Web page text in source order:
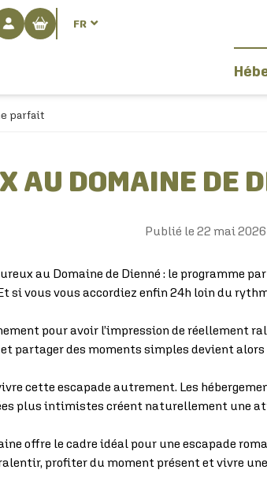
FR
parfait
AU DOMAINE DE
Publié le 22 mai 2026
au Domaine de Dienné : le programme
si vous vous accordiez enfin 24h loin du
pour avoir l’impression de réellement
partager des moments simples devient
cette escapade autrement. Les
plus intimistes créent naturellement une
offre le cadre idéal pour une escapade
profiter du moment présent et vivre